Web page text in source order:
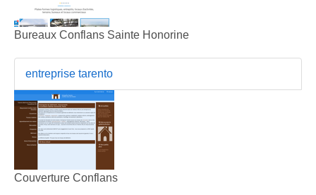
Bureaux Conflans Sainte Honorine
entreprise tarento
Couverture Conflans